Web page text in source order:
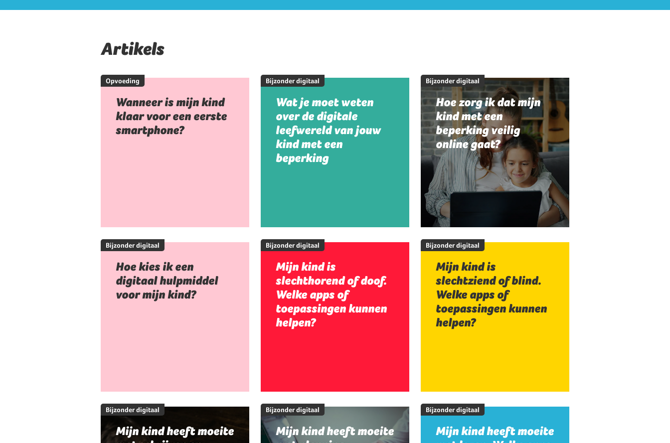
Artikels
Opvoeding
Wanneer is mijn kind
klaar voor een eerste
smartphone?
Bijzonder digitaal
Wat je moet weten
over de digitale
leefwereld van jouw
kind met een
beperking
Bijzonder digitaal
Hoe zorg ik dat mijn
kind met een
beperking veilig
online gaat?
Bijzonder digitaal
Hoe kies ik een
digitaal hulpmiddel
voor mijn kind?
Bijzonder digitaal
Mijn kind is
slechthorend of doof.
Welke apps of
toepassingen kunnen
helpen?
Bijzonder digitaal
Mijn kind is
slechtziend of blind.
Welke apps of
toepassingen kunnen
helpen?
Bijzonder digitaal
Mijn kind heeft moeite
Bijzonder digitaal
Mijn kind heeft moeite
Bijzonder digitaal
Mijn kind heeft moeite